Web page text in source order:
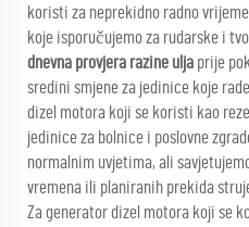
koristi za neprekidno radno
koje isporučujemo za rudarske i
dnevna provjera razine ulja prije
sredini smjene za jedinice koje
dizel motora koji se koristi kao
jedinice za bolnice i poslovne
normalnim uvjetima, ali
vremena ili planiranih prekida
Za generator dizel motora koji se